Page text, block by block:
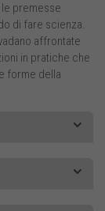
premesse
di fare scienza.
affrontate
in pratiche che
forme della